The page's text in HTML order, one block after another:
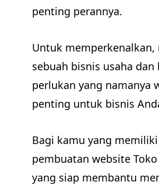
penting perannya.
Untuk
sebuah bisnis usaha
perlukan yang namanya
penting untuk bisnis
Bagi kamu yang
pembuatan website
yang siap membantu